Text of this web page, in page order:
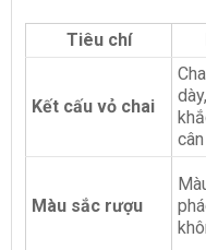
Tiêu chí
Kết cấu vỏ chai
Màu sắc rượu